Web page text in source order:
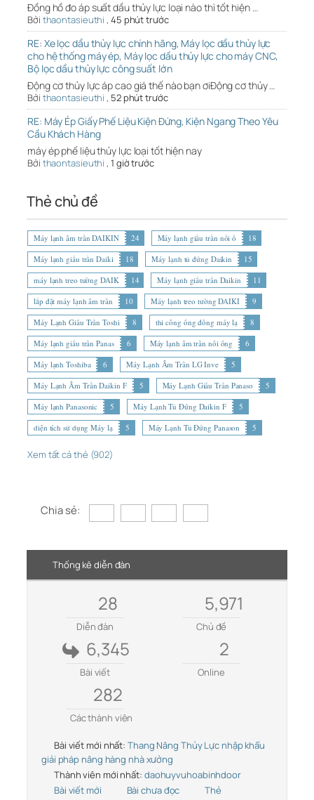
Đồng hồ đo áp suất dầu thủy lực loại nào thì tốt hiện …
Bởi thaontasieuthi , 45 phút trước
RE: Xe lọc dầu thủy lực chính hãng, Máy lọc dầu thủy lực
cho hệ thống máy ép, Máy lọc dầu thủy lực cho máy CNC,
Bộ lọc dầu thủy lực công suất lớn
Động cơ thủy lực áp cao giá thế nào bạn ơiĐộng cơ thủy …
Bởi thaontasieuthi , 52 phút trước
RE: Máy Ép Giấy Phế Liệu Kiện Đứng, Kiện Ngang Theo Yêu
Cầu Khách Hàng
máy ép phế liệu thủy lực loại tốt hiện nay
Bởi thaontasieuthi , 1 giờ trước
Thẻ chủ đề
Máy lạnh âm trần DAIKIN 24 Máy lạnh giấu trần nối ố
18
Máy lạnh giấu trần Daiki
18 Máy lạnh tủ đứng Daikin
15
máy lạnh treo tường DAIK
14 Máy lạnh giấu trần Daikin
11
lắp đặt máy lạnh âm trần
10 Máy lạnh treo tường DAIKI
9
Máy Lạnh Giấu Trần Toshi
8 thi công ống đồng máy lạ
8
Máy lạnh giấu trần Panas
6 Máy lạnh âm trần nối ống
6
Máy lạnh Toshiba
6 Máy Lạnh Âm Trần LG Inve
5
Máy Lạnh Âm Trần Daikin F
5 Máy Lạnh Giấu Trần Panaso
5
Máy lạnh Panasonic
5 Máy Lạnh Tủ Đứng Daikin F
5
diện tích sử dụng Máy lạ
5 Máy Lạnh Tủ Đứng Panason 5
Xem tất cả thẻ (902)
Chia sẻ:
Thống kê diễn đàn
28
Diễn đàn
5,971
Chủ đề
6,345
Bài viết
2
Online
282
Các thành viên
Bài viết mới nhất: Thang Nâng Thủy Lực nhập khẩu
giải pháp nâng hàng nhà xưởng
Thành viên mới nhất: daohuyvuhoabinhdoor
Bài viết mới
Bài chưa đọc Thẻ